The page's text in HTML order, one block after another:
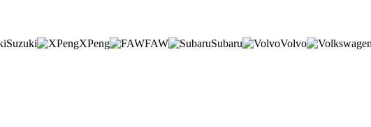
Suzuki XPeng FAW Subaru Volvo